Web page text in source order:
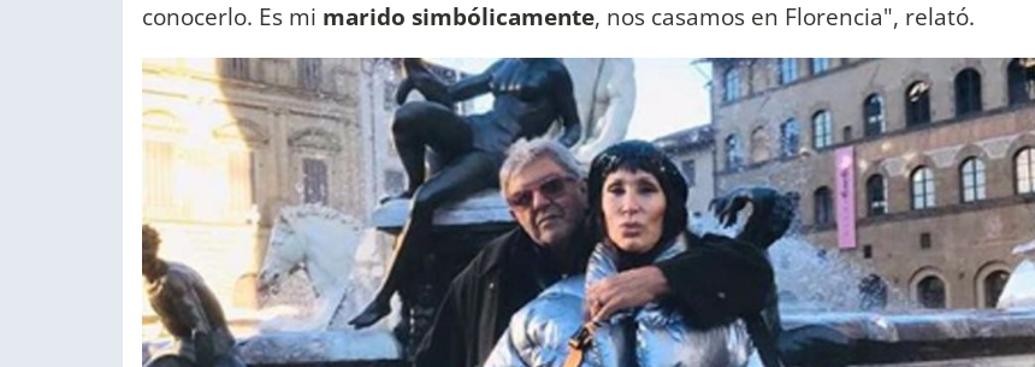
conocerlo. Es mi marido simbólicamente, nos casamos en Florencia", relató.